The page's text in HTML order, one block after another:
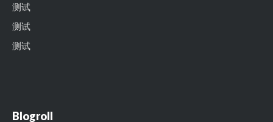
测试
测试
测试
Blogroll